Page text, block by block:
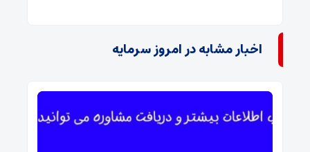
اخبار مشابه در امروز سرمایه